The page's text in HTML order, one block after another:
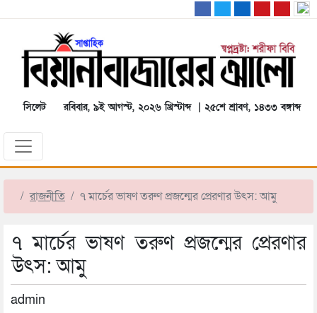
সিলেট রবিবার, ৯ই আগস্ট, ২০২৬ খ্রিস্টাব্দ | ২৫শে শ্রাবণ, ১৪৩৩ বঙ্গাব্দ
রাজনীতি ৭ মার্চের ভাষণ তরুণ প্রজন্মের প্রেরণার উৎস: আমু
৭ মার্চের ভাষণ তরুণ প্রজন্মের প্রেরণার
উৎস: আমু
admin